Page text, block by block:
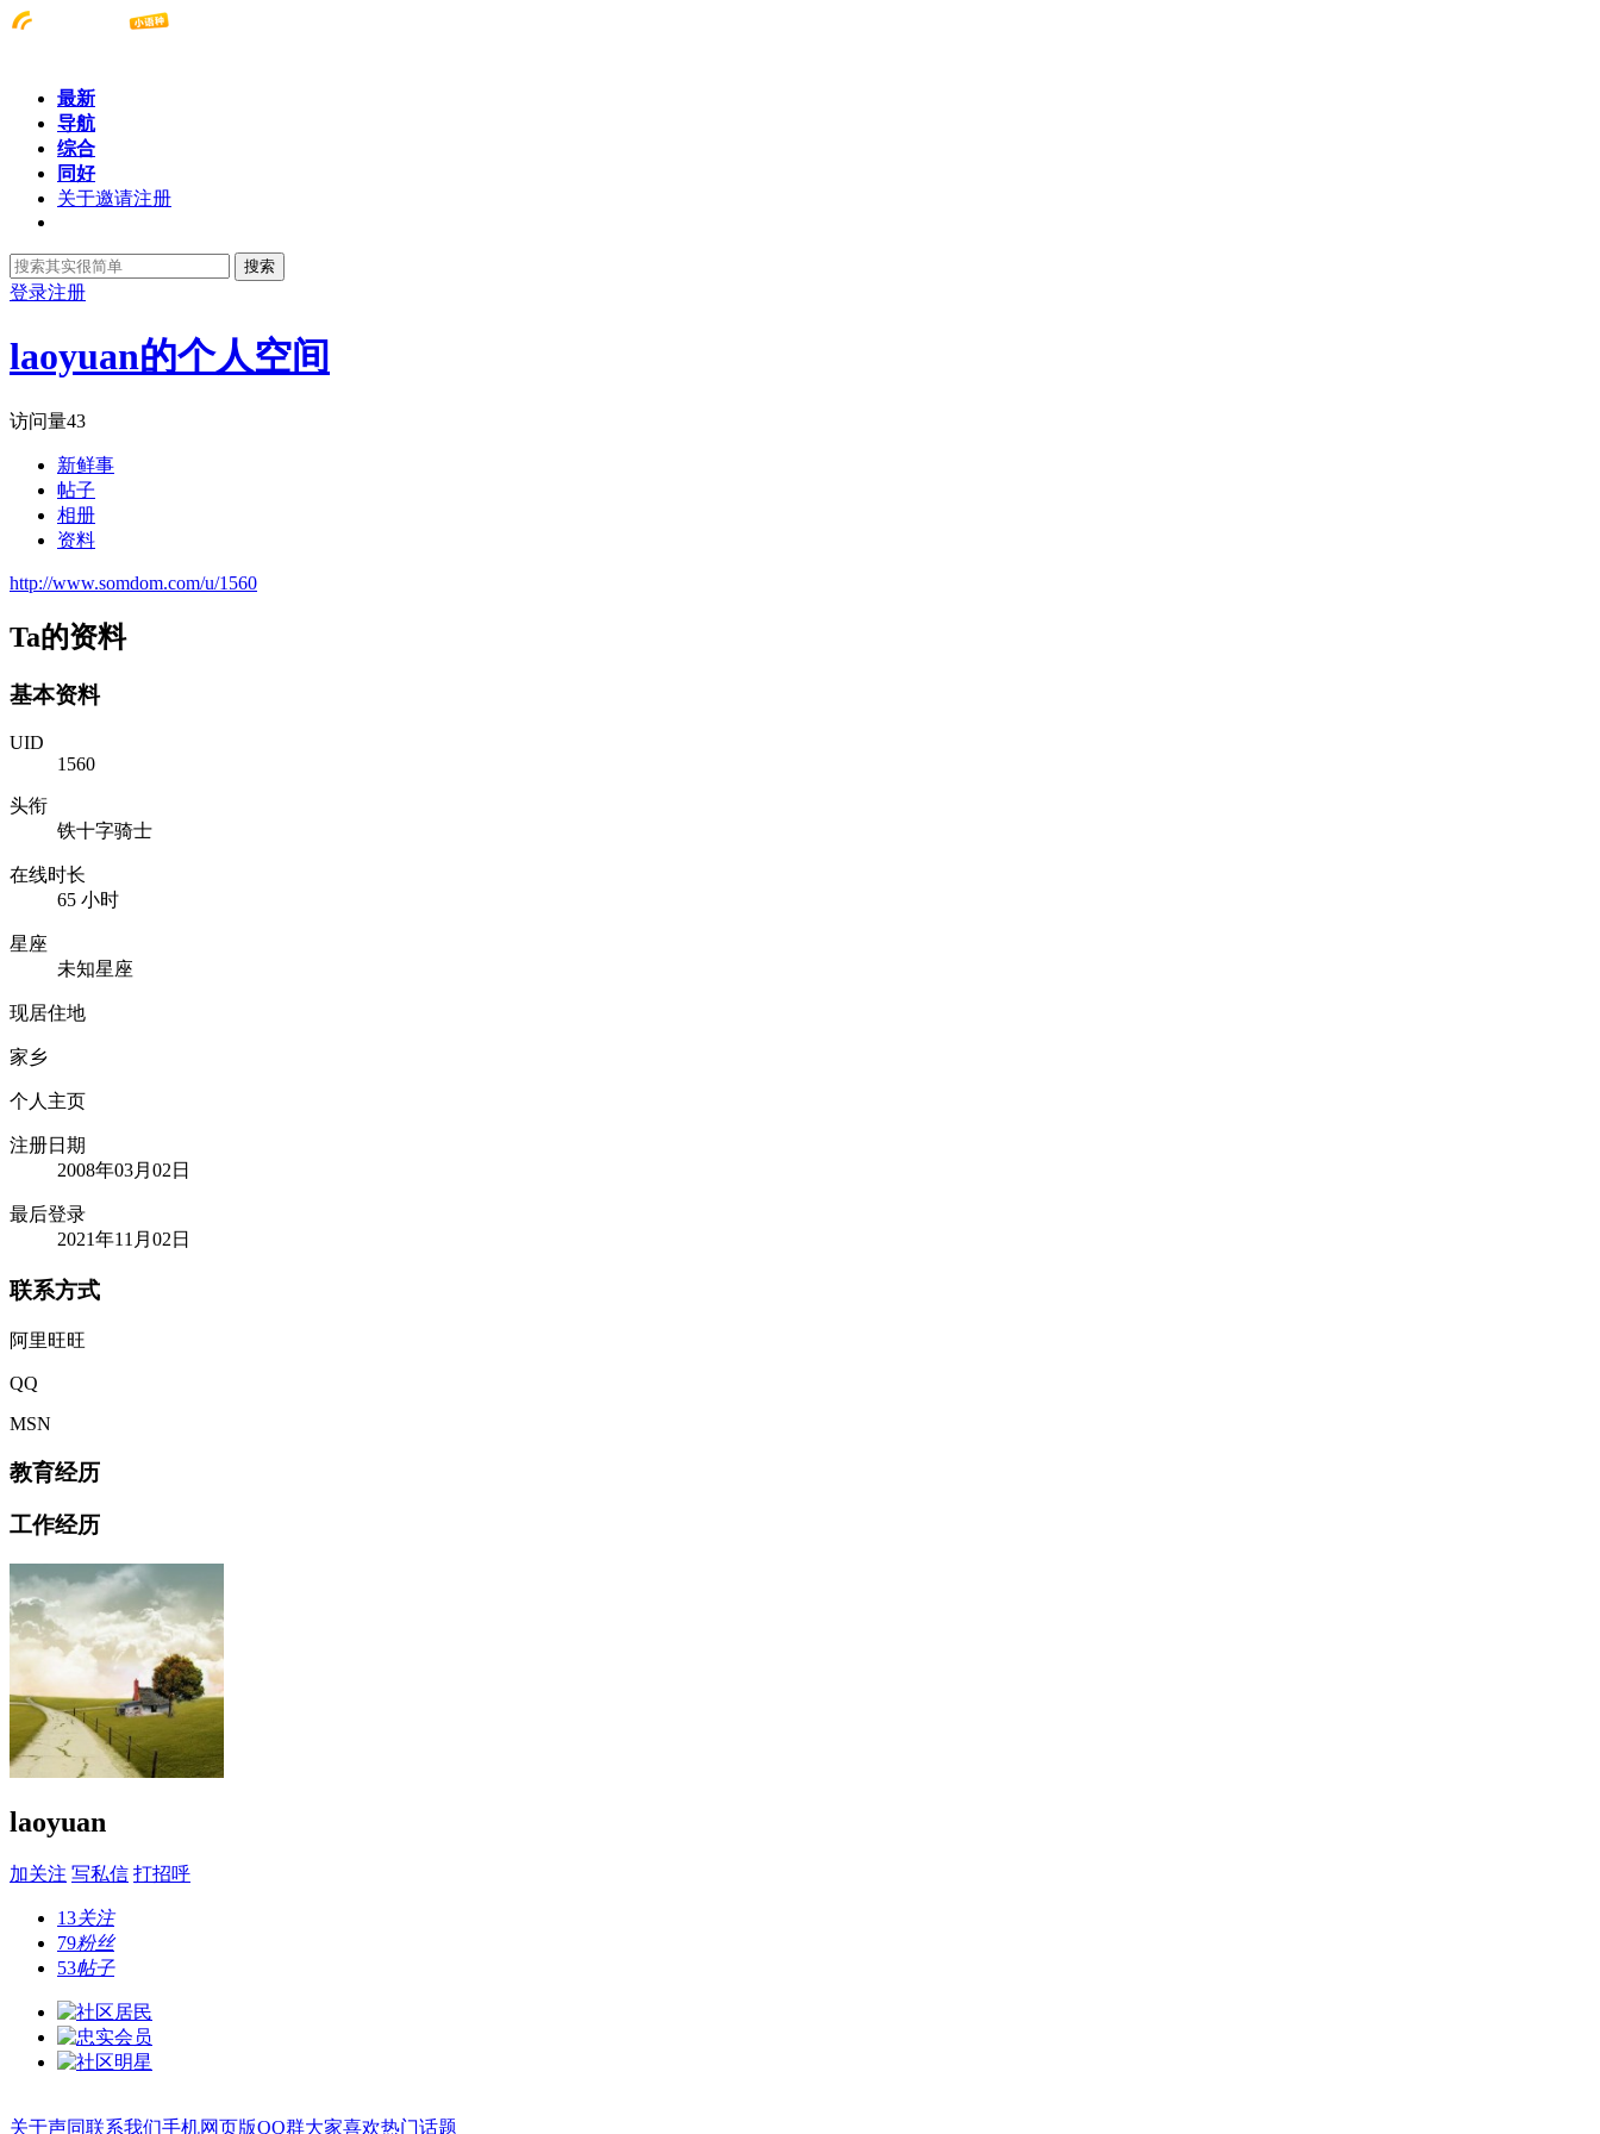
最新
导航
综合
同好
关于邀请注册
搜索
登录注册
laoyuan的个人空间
访问量43
新鲜事
帖子
相册
资料
http://www.somdom.com/u/1560
Ta的资料
基本资料
UID
1560
头衔
铁十字骑士
在线时长
65 小时
星座
未知星座
现居住地
家乡
个人主页
注册日期
2008年03月02日
最后登录
2021年11月02日
联系方式
阿里旺旺
QQ
MSN
教育经历
工作经历
laoyuan
加关注 写私信 打招呼
13关注
79粉丝
53帖子
关于声同联系我们手机网页版QQ群大家喜欢热门话题